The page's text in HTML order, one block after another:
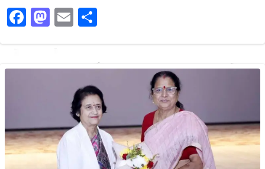
Facebook
Mastodon
Email